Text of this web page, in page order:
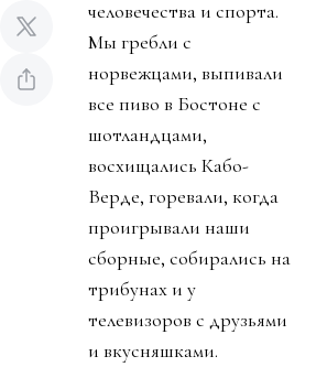
человечества и спорта.
Мы гребли с
норвежцами, выпивали
все пиво в Бостоне с
шотландцами,
восхищались Кабо-
Верде, горевали, когда
проигрывали наши
сборные, собирались на
трибунах и у
телевизоров с друзьями
и вкусняшками.